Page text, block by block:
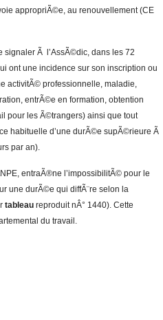
appropriÃ©e, au renouvellement (CE
signaler Ã l’AssÃ©dic, dans les 72
ont une incidence sur son inscription ou
activitÃ© professionnelle, maladie,
entrÃ©e en formation, obtention
pour les Ã©trangers) ainsi que tout
habituelle d’une durÃ©e supÃ©rieure Ã
par an).
entraÃ®ne l’impossibilitÃ© pour le
une durÃ©e qui diffÃ¨re selon la
tableau reproduit nÂ° 1440). Cette
du travail.